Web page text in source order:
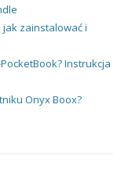
jak zainstalować i
Instrukcja
Onyx Boox?